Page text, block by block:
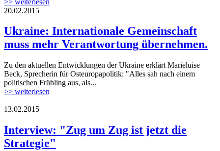
20.02.2015
Ukraine: Internationale Gemeinschaft
muss mehr Verantwortung übernehmen.
Zu den aktuellen Entwicklungen der Ukraine erklärt Marieluise
Beck, Sprecherin für Osteuropapolitik: "Alles sah nach einem
politischen Frühling aus, als...
>> weiterlesen
13.02.2015
Interview: "Zug um Zug ist jetzt die
Strategie"